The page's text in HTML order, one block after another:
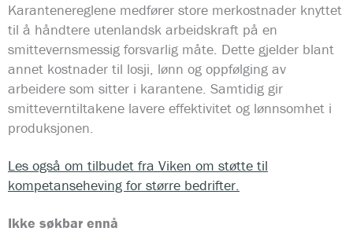
Karantenereglene medfører store merkostnader knyttet
til å håndtere utenlandsk arbeidskraft på en
smittevernsmessig forsvarlig måte. Dette gjelder blant
annet kostnader til losji, lønn og oppfølging av
arbeidere som sitter i karantene. Samtidig gir
smitteverntiltakene lavere effektivitet og lønnsomhet i
produksjonen.
Les også om tilbudet fra Viken om støtte til
kompetanseheving for større bedrifter.
Ikke søkbar ennå